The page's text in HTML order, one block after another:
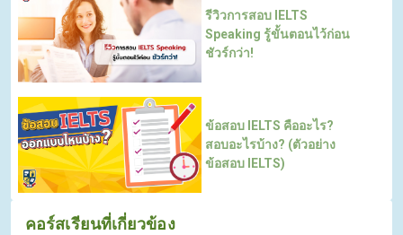
รีวิวการสอบ IELTS
Speaking รู้ขั้นตอนไว้ก่อน
ชัวร์กว่า!
ข้อสอบ IELTS คืออะไร?
สอบอะไรบ้าง? (ตัวอย่าง
ข้อสอบ IELTS)
คอร์สเรียนที่เกี่ยวข้อง